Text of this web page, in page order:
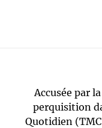
Accusée par
perquisition
Quotidien